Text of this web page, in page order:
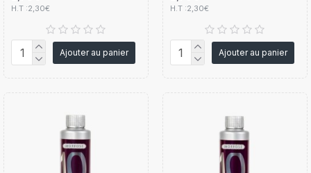
H.T :2,30€
Ajouter au panier
H.T :2,30€
Ajouter au panier